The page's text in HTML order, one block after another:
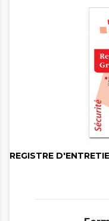


REGISTRE